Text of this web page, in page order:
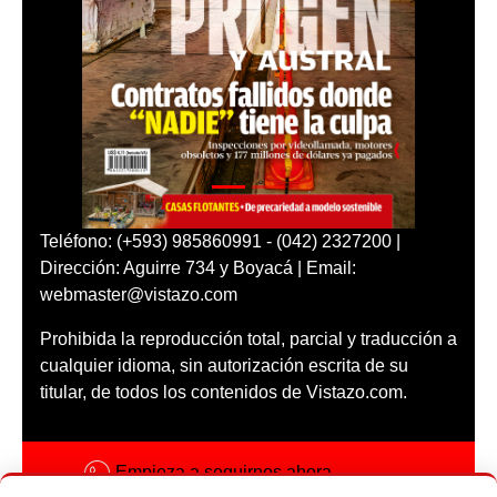
Teléfono: (+593) 985860991 - (042) 2327200 |
Dirección: Aguirre 734 y Boyacá | Email:
webmaster@vistazo.com
Prohibida la reproducción total, parcial y traducción a
cualquier idioma, sin autorización escrita de su
titular, de todos los contenidos de Vistazo.com.
Empieza a seguirnos ahora